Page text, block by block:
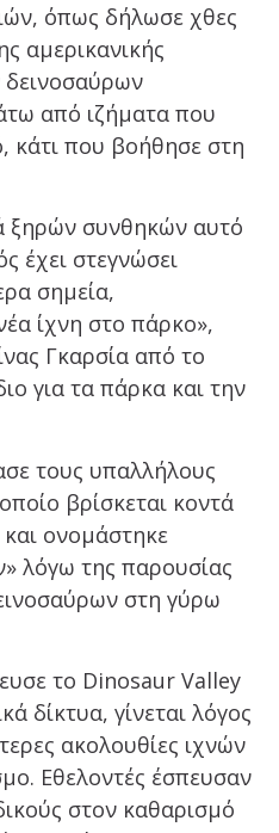
όπως δήλωσε χθες
αμερικανικής
δεινοσαύρων
από ιζήματα που
κάτι που βοήθησε στη
ξηρών συνθηκών αυτό
έχει στεγνώσει
σημεία,
ίχνη στο πάρκο»,
Γκαρσία από το
για τα πάρκα και την
τους υπαλλήλους
βρίσκεται κοντά
ονομάστηκε
λόγω της παρουσίας
στη γύρω
το Dinosaur Valley
δίκτυα, γίνεται λόγος
ακολουθίες ιχνών
Εθελοντές έσπευσαν
στον καθαρισμό